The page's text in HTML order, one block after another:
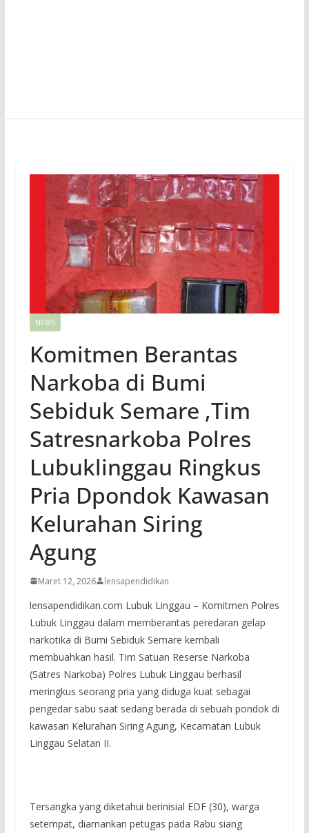
NEWS
Komitmen Berantas
Narkoba di Bumi
Sebiduk Semare ,Tim
Satresnarkoba Polres
Lubuklinggau Ringkus
Pria Dpondok Kawasan
Kelurahan Siring
Agung
Maret 12, 2026 lensapendidikan
lensapendidikan.com Lubuk Linggau – Komitmen Polres
Lubuk Linggau dalam memberantas peredaran gelap
narkotika di Bumi Sebiduk Semare kembali
membuahkan hasil. Tim Satuan Reserse Narkoba
(Satres Narkoba) Polres Lubuk Linggau berhasil
meringkus seorang pria yang diduga kuat sebagai
pengedar sabu saat sedang berada di sebuah pondok di
kawasan Kelurahan Siring Agung, Kecamatan Lubuk
Linggau Selatan II.
Tersangka yang diketahui berinisial EDF (30), warga
setempat, diamankan petugas pada Rabu siang